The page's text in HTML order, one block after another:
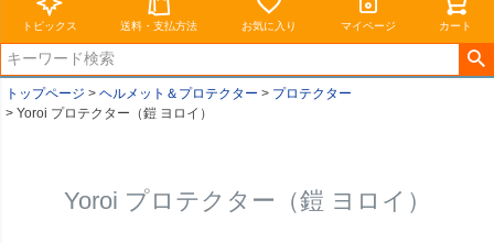
トピックス 送料・支払方法 お気に入り マイページ カート
トップページ ヘルメット＆プロテクター
プロテクター
Yoroi プロテクター（鎧 ヨロイ）
Yoroi プロテクター（鎧 ヨロイ）